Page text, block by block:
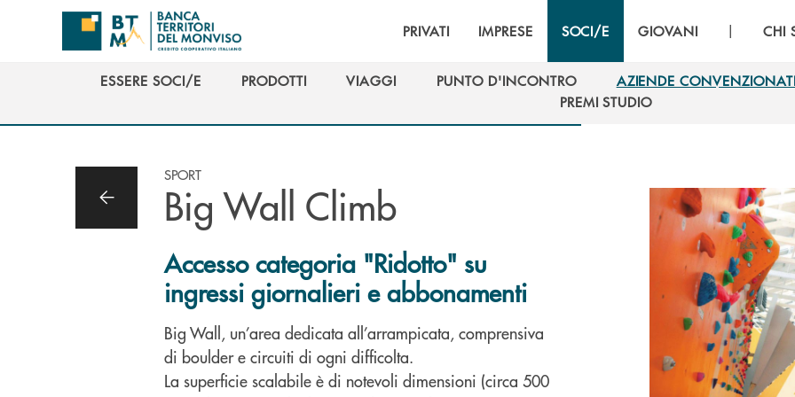
Salta al contenuto principale
PRIVATI IMPRESE SOCI/E GIOVANI | CHI
ESSERE SOCI/E
PRODOTTI
VIAGGI
PUNTO D'INCONTRO
PUNTO D'INCONTRO
AZIENDE
AZIENDE CONVENZIONATE
PREMI STUDIO
PREMI STUDIO
SPORT
Big Wall Climb
Accesso categoria "Ridotto" su
ingressi giornalieri e abbonamenti
Big Wall, un’area dedicata all’arrampicata, comprensiva
di boulder e circuiti di ogni difficolta.
La superficie scalabile è di notevoli dimensioni (circa 500